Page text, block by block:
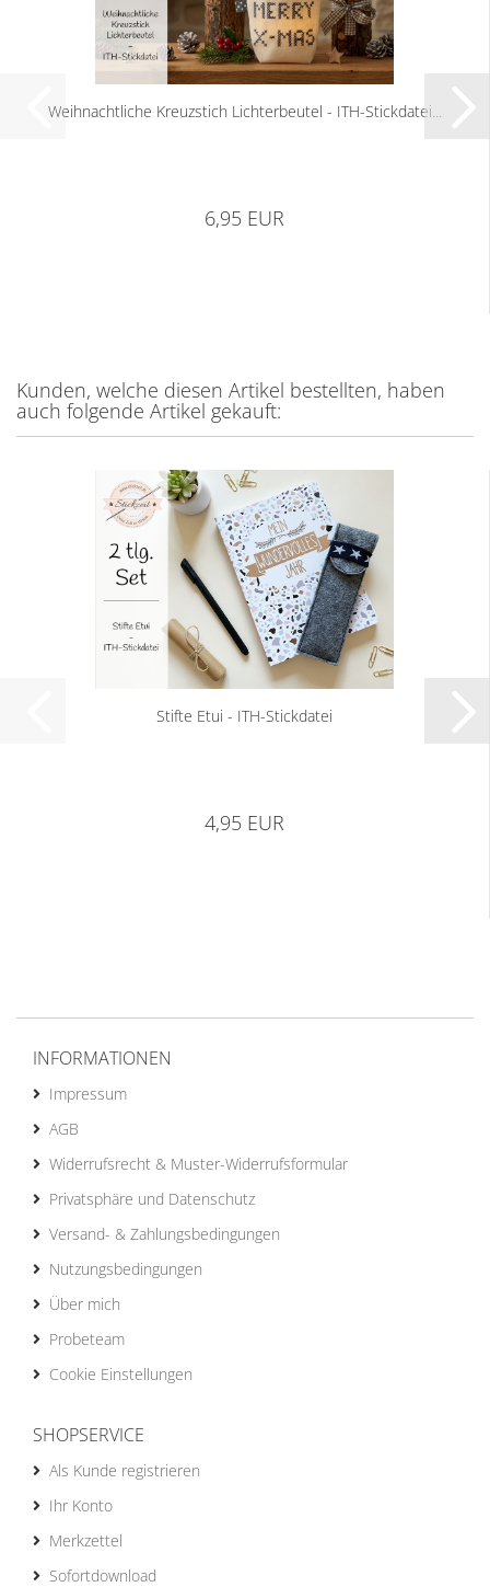
Weihnachtliche Kreuzstich Lichterbeutel - ITH-Stickdatei...
6,95 EUR
Kunden, welche diesen Artikel bestellten, haben
auch folgende Artikel gekauft:
Stifte Etui - ITH-Stickdatei
4,95 EUR
INFORMATIONEN
Impressum
AGB
Widerrufsrecht & Muster-Widerrufsformular
Privatsphäre und Datenschutz
Versand- & Zahlungsbedingungen
Nutzungsbedingungen
Über mich
Probeteam
Cookie Einstellungen
SHOPSERVICE
Als Kunde registrieren
Ihr Konto
Merkzettel
Sofortdownload